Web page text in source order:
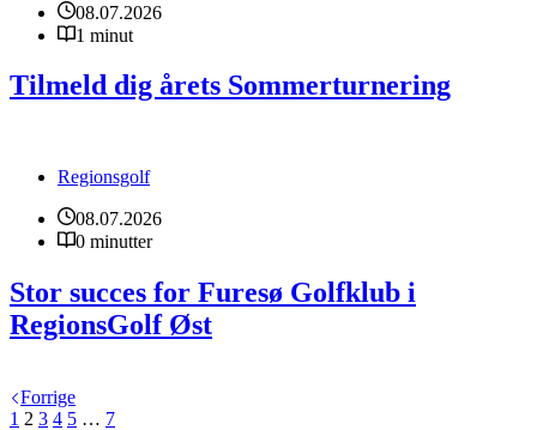
08.07.2026
1 minut
Tilmeld dig årets Sommerturnering
Regionsgolf
08.07.2026
0 minutter
Stor succes for Furesø Golfklub i
RegionsGolf Øst
Forrige
1 2 3 4 5 … 7